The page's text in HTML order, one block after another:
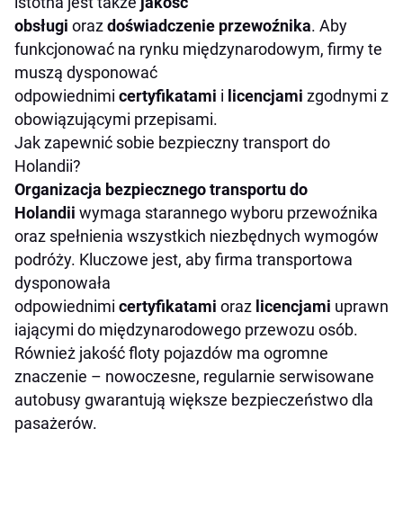
obsługi orazdoświadczenie przewoźnika. Aby
funkcjonować na rynku międzynarodowym, firmy te
muszą dysponować
odpowiednimi certyfikatami i licencjami zgodnymi z
obowiązującymi przepisami.
Jak zapewnić sobie bezpieczny transport do
Holandii?
Organizacja bezpiecznego transportu do
Holandii wymaga starannego wyboru przewoźnika
oraz spełnienia wszystkich niezbędnych wymogów
podróży. Kluczowe jest, aby firma transportowa
dysponowała
odpowiednimi certyfikatami oraz licencjami uprawn
iającymi do międzynarodowego przewozu osób.
Również jakość floty pojazdów ma ogromne
znaczenie – nowoczesne, regularnie serwisowane
autobusy gwarantują większe bezpieczeństwo dla
pasażerów.